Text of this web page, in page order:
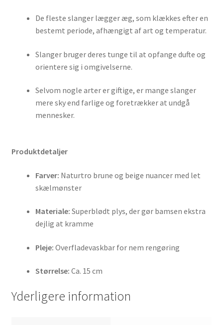
De fleste slanger lægger æg, som klækkes efter en
bestemt periode, afhængigt af art og temperatur.
Slanger bruger deres tunge til at opfange dufte og
orientere sig i omgivelserne.
Selvom nogle arter er giftige, er mange slanger
mere sky end farlige og foretrækker at undgå
mennesker.
Produktdetaljer
Farver: Naturtro brune og beige nuancer med let
skælmønster
Materiale: Superblødt plys, der gør bamsen ekstra
dejlig at kramme
Pleje: Overfladevaskbar for nem rengøring
Størrelse: Ca. 15 cm
Yderligere information